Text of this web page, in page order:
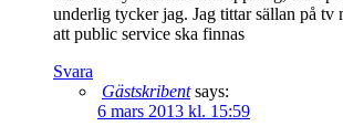
underlig tycker jag. Jag tittar sällan på tv
att public service ska finnas
Svara
Gästskribent says:
6 mars 2013 kl. 15:59